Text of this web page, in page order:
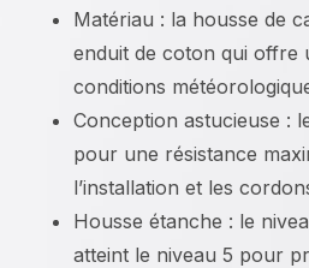
Matériau : la housse de
enduit de coton qui offre
conditions
Conception astucieuse :
pour une résistance
l’installation et les
Housse étanche : le
atteint le niveau 5 pour